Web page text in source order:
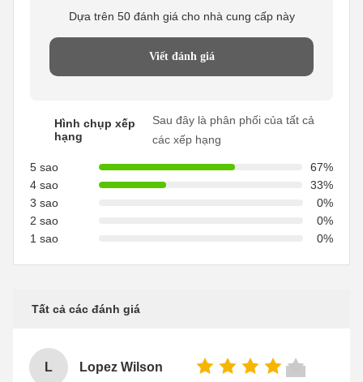
Dựa trên 50 đánh giá cho nhà cung cấp này
Viết đánh giá
Hình chụp xếp
hạng
Sau đây là phân phối của tất cả
các xếp hạng
5 sao
67%
4 sao
33%
3 sao
0%
2 sao
0%
1 sao
0%
Tất cả các đánh giá
L Lopez Wilson